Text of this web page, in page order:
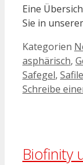
Eine
Sie in
Kategorien
asphärisch,
Safegel,
Schreibe
Biofinity